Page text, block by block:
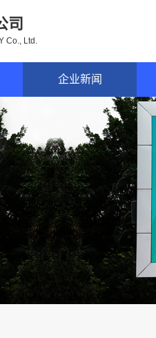
司
Co., Ltd.
企业新闻